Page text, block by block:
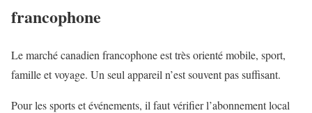
francophone
Le marché canadien francophone est très orienté mobile, sport,
famille et voyage. Un seul appareil n’est souvent pas suffisant.
Pour les sports et événements, il faut vérifier l’abonnement local